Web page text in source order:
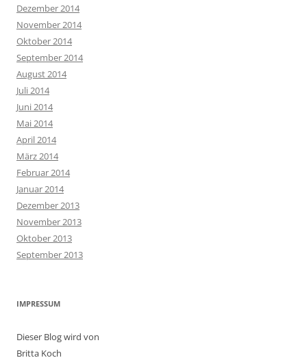
Dezember 2014
November 2014
Oktober 2014
September 2014
August 2014
Juli 2014
Juni 2014
Mai 2014
April 2014
März 2014
Februar 2014
Januar 2014
Dezember 2013
November 2013
Oktober 2013
September 2013
IMPRESSUM
Dieser Blog wird von
Britta Koch